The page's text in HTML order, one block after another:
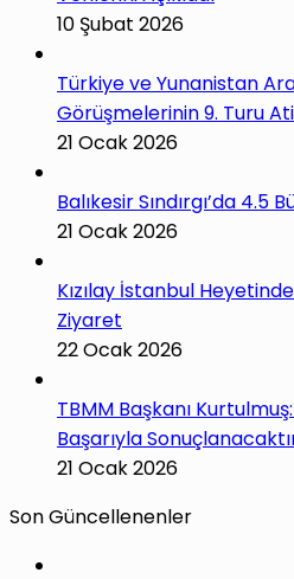
10 Şubat 2026
Türkiye ve Yunanistan
Görüşmelerinin 9. Turu
21 Ocak 2026
Balıkesir Sındırgı’da
21 Ocak 2026
Kızılay İstanbul
Ziyaret
22 Ocak 2026
TBMM Başkanı
Başarıyla
21 Ocak 2026
Son Güncellenenler